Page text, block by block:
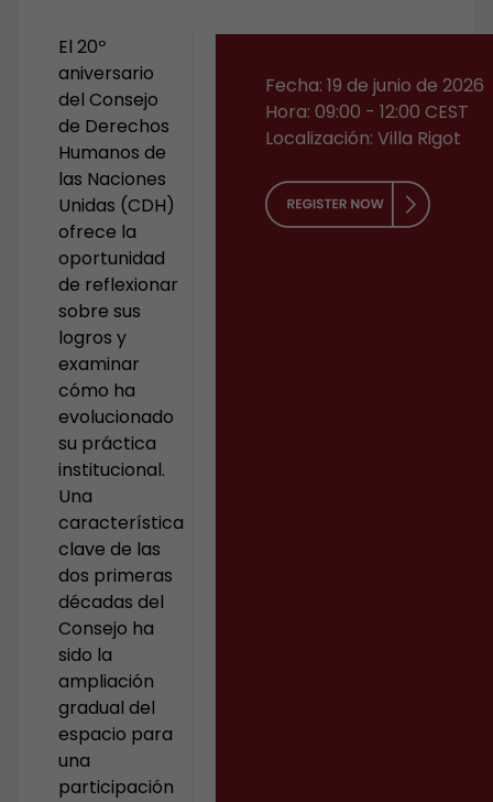
El 20º
aniversario
del Consejo
de Derechos
Humanos de
las Naciones
Unidas (CDH)
ofrece la
oportunidad
de reflexionar
sobre sus
logros y
examinar
cómo ha
evolucionado
su práctica
institucional.
Una
característica
clave de las
dos primeras
décadas del
Consejo ha
sido la
ampliación
gradual del
espacio para
una
participación
Fecha: 19 de junio de 2026
Hora: 09:00 - 12:00 CEST
Localización: Villa Rigot